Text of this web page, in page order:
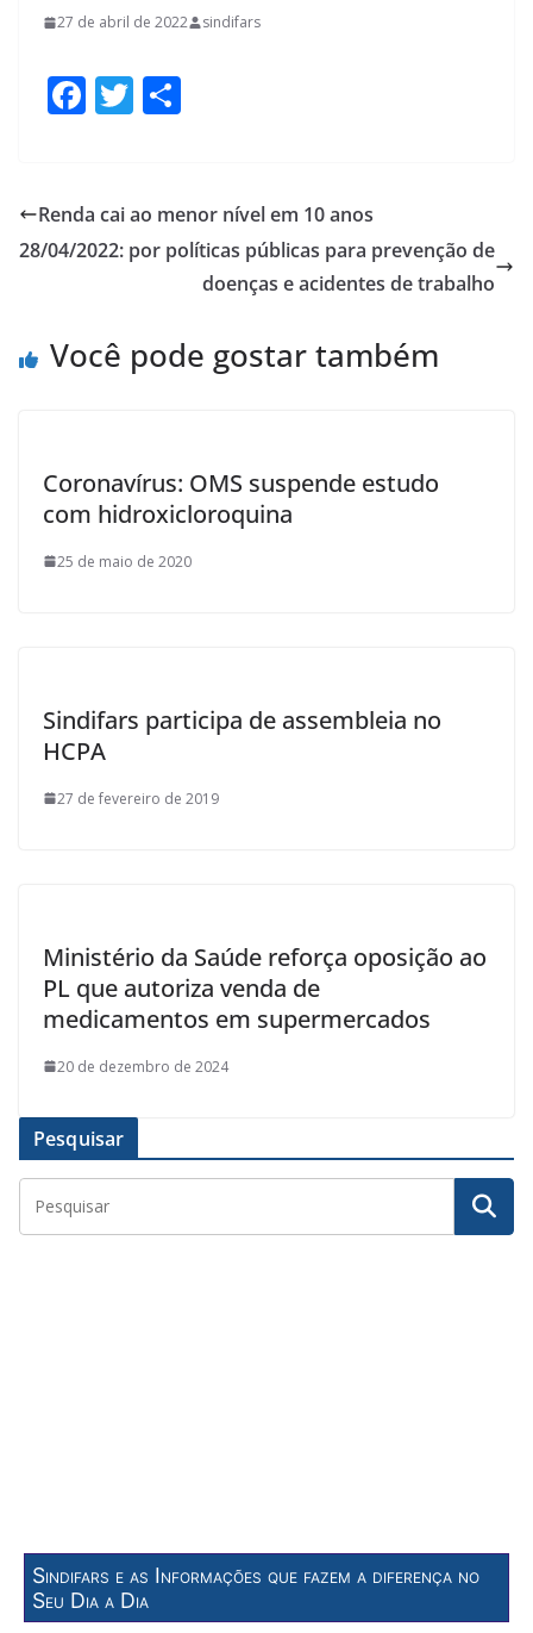
27 de abril de 2022 sindifars
F
b
o
T
er e
Renda cai ao menor nível em 10 anos
28/04/2022: por políticas públicas para prevenção de
doenças e acidentes de trabalho
Você pode gostar também
Coronavírus: OMS suspende estudo
com hidroxicloroquina
25 de maio de 2020
Sindifars participa de assembleia no
HCPA
27 de fevereiro de 2019
Ministério da Saúde reforça oposição ao
PL que autoriza venda de
medicamentos em supermercados
20 de dezembro de 2024
Pesquisar
Sindifars e as Informações que fazem a diferença no
Seu Dia a Dia